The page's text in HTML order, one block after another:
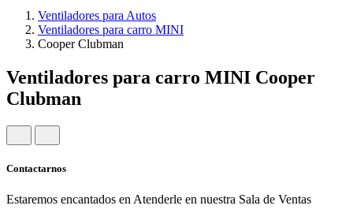
Ventiladores para Autos
Ventiladores para carro MINI
Cooper Clubman
Ventiladores para carro MINI Cooper
Clubman
Contactarnos
Estaremos encantados en Atenderle en nuestra Sala de Ventas